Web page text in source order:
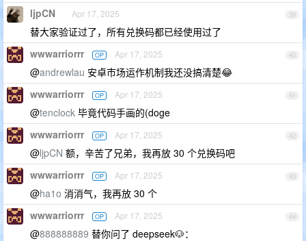
39
ljpCN Apr 17, 2025
替大家验证过了，所有兑换码都已经使用过了
40
wwwarriorrr OP Apr 17, 2025
@andrewlau 安卓市场运作机制我还没搞清楚😂
41
wwwarriorrr OP Apr 17, 2025
@tenclock 毕竟代码手画的(doge
42
wwwarriorrr OP Apr 17, 2025
@ljpCN 额，辛苦了兄弟，我再放 30 个兑换码吧
43
wwwarriorrr OP Apr 17, 2025
@ha1o 消消气，我再放 30 个
44
wwwarriorrr OP Apr 17, 2025
@888888889 替你问了 deepseek🐶：